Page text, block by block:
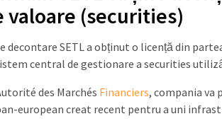
(securities)
decontare SETL a obținut o licență din
central de gestionare a securities
des Marchés Financiers, compania va
european creat recent pentru a uni